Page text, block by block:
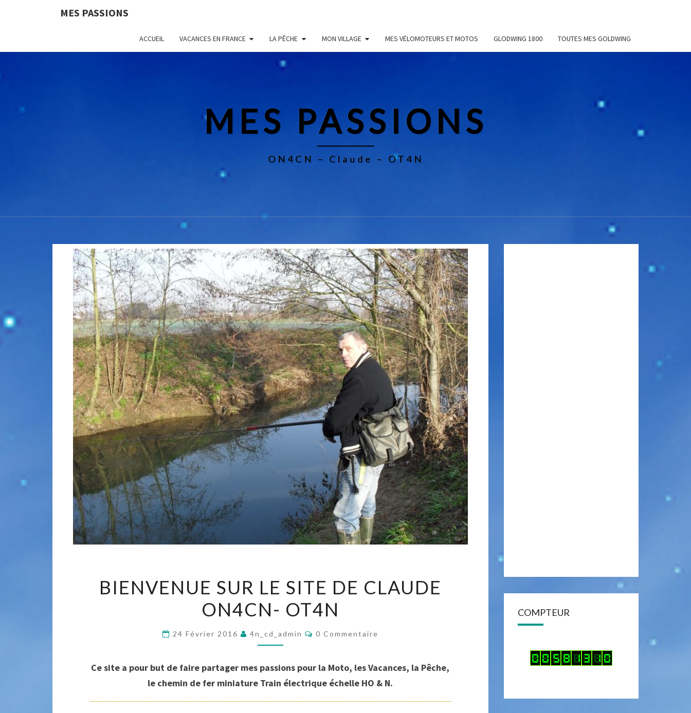
MES PASSIONS
ACCUEIL VACANCES EN FRANCE LA PÊCHE MON VILLAGE MES VÉLOMOTEURS ET MOTOS GLODWING 1800 TOUTES MES GOLDWING
MES PASSIONS
ON4CN – Claude – OT4N
I
E
N
V
N
U
BIENVENUE SUR LE SITE DE CLAUDE
ON4CN- OT4N
24 Février 2016 4n_cd_admin
C
E
N
T
A
0 Commentaire
Ce site a pour but de faire partager mes passions pour la Moto, les Vacances, la Pêche,
le chemin de fer miniature Train électrique échelle HO & N.
COMPTEUR